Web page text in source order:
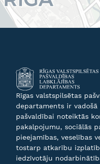
Rīgas valstspilsētas
departaments ir vadošā
pašvaldībai noteiktās
pakalpojumu, sociālās
pieejamības, veselības
tostarp atkarību
iedzīvotāju